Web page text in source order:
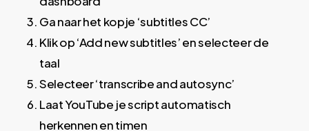
Ga naar het kopje ‘subtitles CC’
Klik op ‘Add new subtitles’ en selecteer de
taal
Selecteer ‘transcribe and autosync’
Laat YouTube je script automatisch
herkennen en timen